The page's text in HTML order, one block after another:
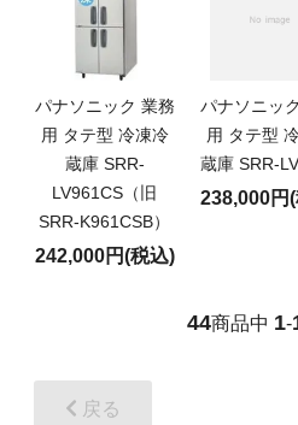
パナソニック 業務
用 タテ型 冷凍冷
蔵庫 SRR-
LV961CS（旧
SRR-K961CSB）
242,000円(税込)
パナソニッ
用 タテ型
蔵庫 SRR-
238,000円
44商品中 1-
戻る